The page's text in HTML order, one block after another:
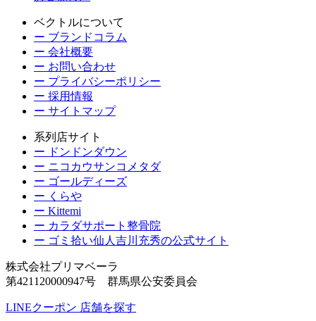
ベクトルについて
ー ブランドコラム
ー 会社概要
ー お問い合わせ
ー プライバシーポリシー
ー 採用情報
ー サイトマップ
系列店サイト
ー ドンドンダウン
ー ニコカウサンコメタダ
ー ゴールディーズ
ー くらや
ー Kittemi
ー カラダサポート整骨院
ー ゴミ拾い仙人吉川充秀の公式サイト
株式会社プリマベーラ
第421120000947号 群馬県公安委員会
LINEクーポン 店舗を探す